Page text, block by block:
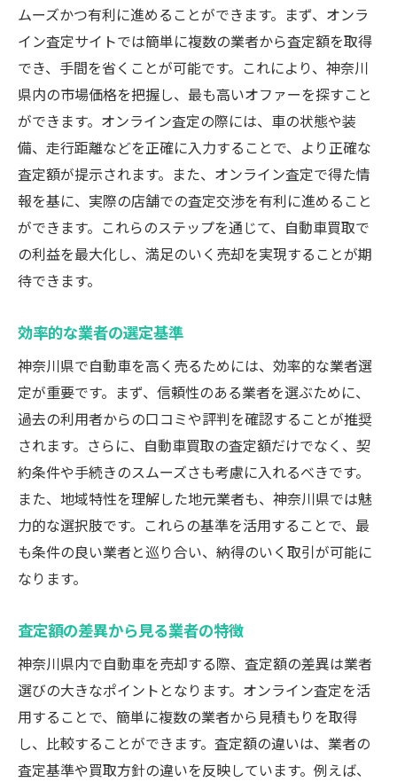
ムーズかつ有利に進めることができます。まず、オンラ
イン査定サイトでは簡単に複数の業者から査定額を取得
でき、手間を省くことが可能です。これにより、神奈川
県内の市場価格を把握し、最も高いオファーを探すこと
ができます。オンライン査定の際には、車の状態や装
備、走行距離などを正確に入力することで、より正確な
査定額が提示されます。また、オンライン査定で得た情
報を基に、実際の店舗での査定交渉を有利に進めること
ができます。これらのステップを通じて、自動車買取で
の利益を最大化し、満足のいく売却を実現することが期
待できます。
効率的な業者の選定基準
神奈川県で自動車を高く売るためには、効率的な業者選
定が重要です。まず、信頼性のある業者を選ぶために、
過去の利用者からの口コミや評判を確認することが推奨
されます。さらに、自動車買取の査定額だけでなく、契
約条件や手続きのスムーズさも考慮に入れるべきです。
また、地域特性を理解した地元業者も、神奈川県では魅
力的な選択肢です。これらの基準を活用することで、最
も条件の良い業者と巡り合い、納得のいく取引が可能に
なります。
査定額の差異から見る業者の特徴
神奈川県内で自動車を売却する際、査定額の差異は業者
選びの大きなポイントとなります。オンライン査定を活
用することで、簡単に複数の業者から見積もりを取得
し、比較することができます。査定額の違いは、業者の
査定基準や買取方針の違いを反映しています。例えば、